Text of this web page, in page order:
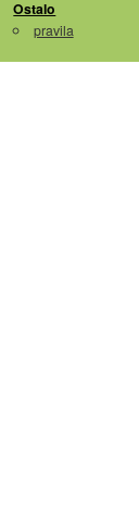
Ostalo
pravila